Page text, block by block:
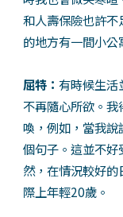
和人壽保險也許
的地方有一間小公
屈特： 有時候生活
不再隨心所欲。
喚，例如，當我
個句子。這並不
然，在情況較好
際上年輕20歲。